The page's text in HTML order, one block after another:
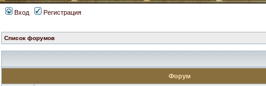
Вход Регистрация
Список форумов
Форум